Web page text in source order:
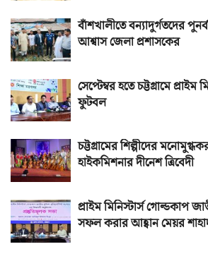
বাঁশখালীতে বন্যাদুর্গতদের
আশ্বাস জেলা প্রশাসকের
সেপ্টেম্বর হতে চট্টগ্রামে প্রাইম
ফুটবল
চট্টগ্রামের শিল্পীদের
হাইকমিশনার দীনেশ ত্রিবেদী
প্রাইম মিনিস্টার্স গোল্ডকাপ
সফল করার আহ্বান মেয়র